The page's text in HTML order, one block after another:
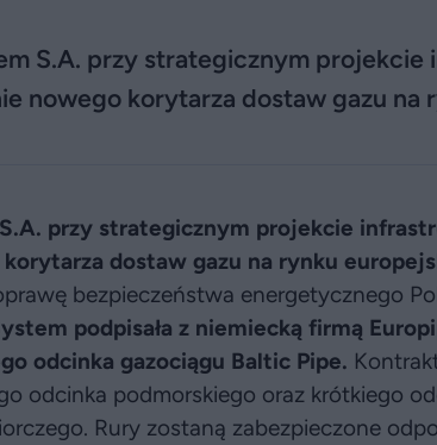
S.A. przy strategicznym
nowego korytarza dostaw gazu na
S.A. przy strategicznym projekcie
dostaw gazu na rynku
bezpieczeństwa energetycznego
podpisała z niemiecką firmą
odcinka gazociągu Baltic Pipe.
odcinka podmorskiego oraz krótkiego
Rury zostaną zabezpieczone